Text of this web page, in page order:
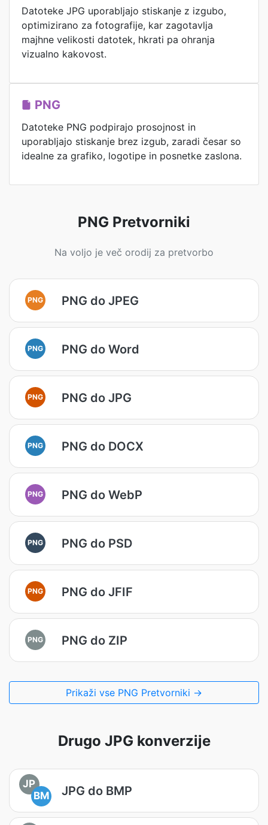
Datoteke JPG uporabljajo stiskanje z izgubo,
optimizirano za fotografije, kar zagotavlja
majhne velikosti datotek, hkrati pa ohranja
vizualno kakovost.
PNG
Datoteke PNG podpirajo prosojnost in
uporabljajo stiskanje brez izgub, zaradi česar so
idealne za grafiko, logotipe in posnetke zaslona.
PNG Pretvorniki
Na voljo je več orodij za pretvorbo
PNG PNG do JPEG
PNG PNG do Word
PNG PNG do JPG
PNG PNG do DOCX
PNG PNG do WebP
PNG PNG do PSD
PNG PNG do JFIF
PNG PNG do ZIP
Prikaži vse PNG Pretvorniki →
Drugo JPG konverzije
JP
BM
JPG do BMP